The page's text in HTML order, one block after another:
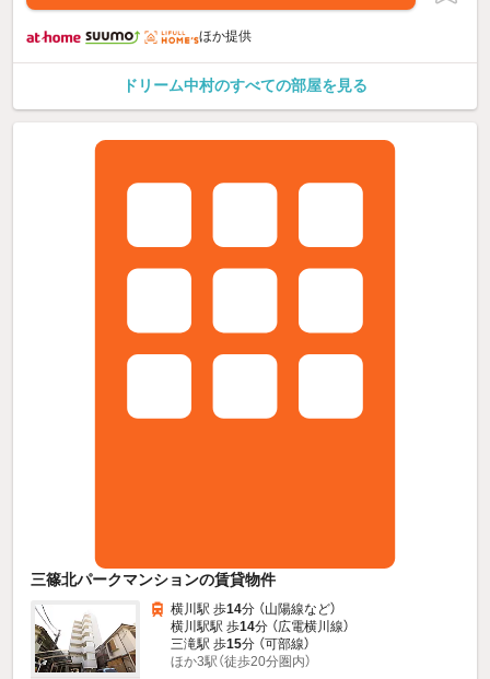
ほか提供
ドリーム中村のすべての部屋を見る
三篠北パークマンションの賃貸物件
横川駅 歩14分 （山陽線など）
横川駅駅 歩14分 （広電横川線）
三滝駅 歩15分 （可部線）
ほか3駅（徒歩20分圏内）